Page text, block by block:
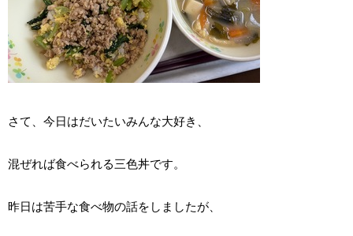
さて、今日はだいたいみんな大好き、
混ぜれば食べられる三色丼です。
昨日は苦手な食べ物の話をしましたが、